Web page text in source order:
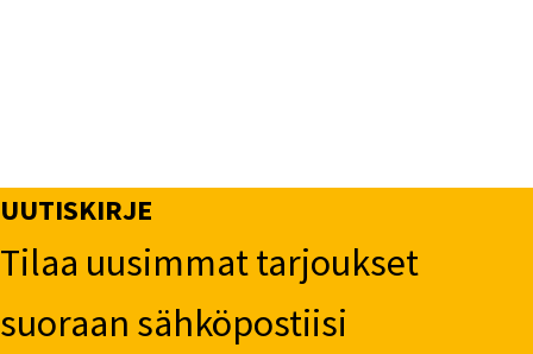
UUTISKIRJE
Tilaa uusimmat tarjoukset
suoraan sähköpostiisi